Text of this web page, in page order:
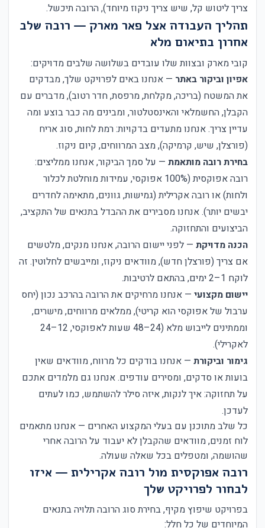
צריך ליטוש קל, שיש צריך ניקוז מיוחד), הרובה תיכשל.
תהליך העבודה אצל פאר מארק — רובה שלב
אחרון בתיאום מלא
קובי מארק ובצוות שלו עובדים בשלושה שלבים מדויקים:
אפיון וביקור באתר — אנחנו באים לפרויקט שלך, מבדקים
את המשטח (בריכה, מקלחת, מרפסת, חדר רטוב), מדברים עם
הקבלן, החשמלאי והאינסטלטור, ומבינים מה כבר בוצע ומה
עדיין צריך. אנחנו מתעדים בדקויות: רמת לחות, סוג אריח
(פורצלן, שיש, קרמיקה), מצב המרווחים, קיום ניקוז.
בחירת רובה מותאמת — על סמך הביקור, אנחנו ממליצים:
רובה אפוקסית (100% אפוקסי, עמידות מוחלטת לכלור
ולחות) או רובה אקרילית (גמישות, גוונים, מתאימה לחדרים
יבשים יותר). אנחנו מסבירים את ההבדל בתנאים של התקציב,
הביצועים והתחזוקה.
הכנה מדויקת — לפני יישום הרובה, אנחנו מנקים, מלטשים
אם צריך (פורצלן חדש), מוודאים ניקוז, ומייבשים לחלוטין. זה
לוקח 1–2 ימים, בהתאם לרטיבות.
יישום מקצועי — אנחנו מרחיקים את הרובה בהרכב נכון (יחס
ערבול של אפוקסי הוא קריטי), ממלאים מרווחים, מישרים,
וממתינים לייבוש מלא (24–48 שעות לאפוקסי, 12–24
לאקרילי).
גימור וביקורת — אנחנו בודקים כל מרווח, מוודאים שאין
בועות או סדקים, ומסירים עודפים. אנחנו גם מלמדים אתכם
על תחזוקה: איך לנקות, איזה סילר להשתמש, כמו לעתים
לעדכן.
כל שלב מתוכנן עם בעלי המקצוע האחרים — אנחנו מתאמים
לוח זמנים, מוודאים שהקבלן לא יעבוד על הרובה אחרי
שהושמה, ומטפלים בכל שאלה שעולה.
רובה אפוקסית מול רובה אקרילית — איזו
לבחור לפרויקט שלך
בפרויקט שיפוץ מקיף, בחירת סוג הרובה תלויה בתנאים
המיוחדים של כל חלל: